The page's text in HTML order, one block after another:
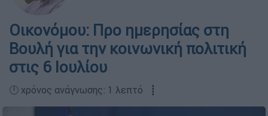
Οικονόμου: Προ ημερησίας στη
Βουλή για την κοινωνική πολιτική
στις 6 Ιουλίου
🕛 χρόνος ανάγνωσης: 1 λεπτό ┋